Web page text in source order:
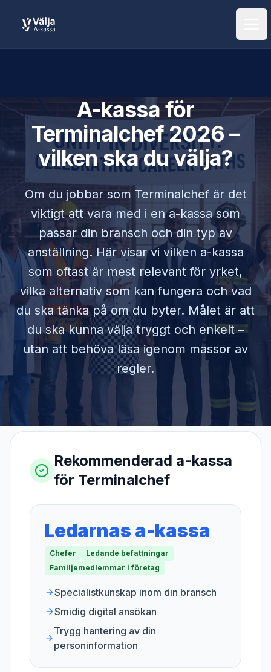
A-kassa för
Terminalchef2026 –
vilken ska du välja?
Om du jobbar som Terminalchefär det
viktigt att vara med i en a-kassa som
passar din bransch och din typ av
anställning. Här visar vi vilken a-kassa
som oftast är mest relevant för yrket,
vilka alternativ som kan fungera och vad
du ska tänka på om du byter. Målet är att
du ska kunna välja tryggt och enkelt –
utan att behöva läsa igenom massor av
regler.
Rekommenderad a-kassa
för Terminalchef
Ledarnas a-kassa
Chefer
Ledande befattningar
Familjemedlemmar i företag
Specialistkunskap inom din bransch
Smidig digital ansökan
Trygg hantering av din
personinformation